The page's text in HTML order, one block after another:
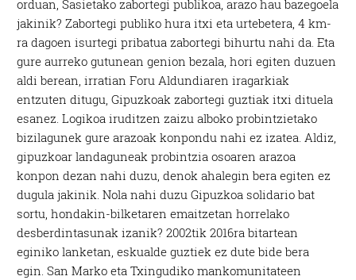
orduan, Sasietako zabortegi publikoa, arazo hau bazegoela
jakinik? Zabortegi publiko hura itxi eta urtebetera, 4 km-
ra dagoen isurtegi pribatua zabortegi bihurtu nahi da. Eta
gure aurreko gutunean genion bezala, hori egiten duzuen
aldi berean, irratian Foru Aldundiaren iragarkiak
entzuten ditugu, Gipuzkoak zabortegi guztiak itxi dituela
esanez. Logikoa iruditzen zaizu alboko probintzietako
bizilagunek gure arazoak konpondu nahi ez izatea. Aldiz,
gipuzkoar landaguneak probintzia osoaren arazoa
konpon dezan nahi duzu, denok ahalegin bera egiten ez
dugula jakinik. Nola nahi duzu Gipuzkoa solidario bat
sortu, hondakin-bilketaren emaitzetan horrelako
desberdintasunak izanik? 2002tik 2016ra bitartean
eginiko lanketan, eskualde guztiek ez dute bide bera
egin. San Marko eta Txingudiko mankomunitateen